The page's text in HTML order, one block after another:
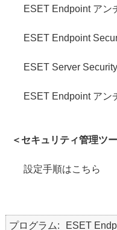
ESET Endpoint アン
ESET Endpoint
ESET Server
ESET Endpoint アン
＜セキュリティ管理ツ
設定手順はこちら
プログラム
ESET